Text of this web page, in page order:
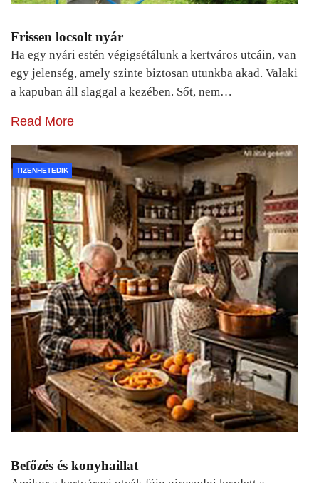
Frissen locsolt nyár
Ha egy nyári estén végigsétálunk a kertváros utcáin, van
egy jelenség, amely szinte biztosan utunkba akad. Valaki
a kapuban áll slaggal a kezében. Sőt, nem…
Read More
TIZENHETEDIK
Befőzés és konyhaillat